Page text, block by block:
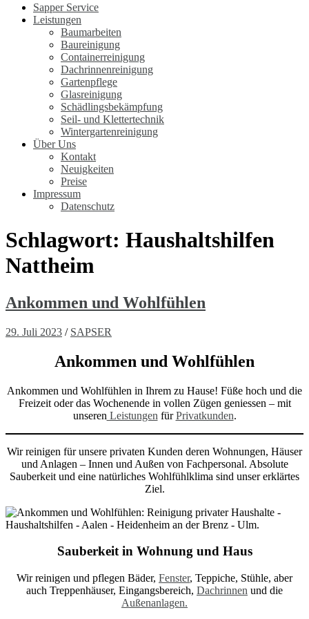
Sapper Service
Leistungen
Baumarbeiten
Baureinigung
Containerreinigung
Dachrinnenreinigung
Gartenpflege
Glasreinigung
Schädlingsbekämpfung
Seil- und Klettertechnik
Wintergartenreinigung
Über Uns
Kontakt
Neuigkeiten
Preise
Impressum
Datenschutz
Schlagwort: Haushaltshilfen
Nattheim
Ankommen und Wohlfühlen
29. Juli 2023 / SAPSER
Ankommen und Wohlfühlen
Ankommen und Wohlfühlen in Ihrem zu Hause! Füße hoch und die
Freizeit oder das Wochenende in vollen Zügen geniessen – mit
unseren Leistungen fürPrivatkunden.
Wir reinigen für unsere privaten Kunden deren Wohnungen, Häuser
und Anlagen – Innen und Außen von Fachpersonal. Absolute
Sauberkeit und eine natürliches Wohlfühlklima sind unser erklärtes
Ziel.
Sauberkeit in Wohnung und Haus
Wir reinigen und pflegen Bäder, Fenster, Teppiche, Stühle, aber
auch Treppenhäuser, Eingangsbereich, Dachrinnen und die
Außenanlagen.